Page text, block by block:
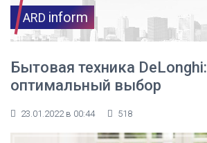
ARD inform
Бытовая техника DeLonghi:
оптимальный выбор
23.01.2022 в 00:44 518